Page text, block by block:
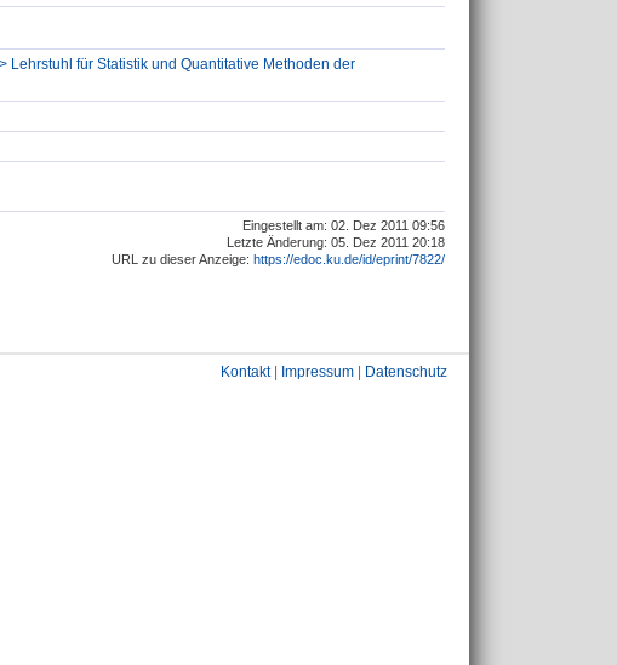
Lehrstuhl für Statistik und Quantitative Methoden der
Eingestellt am: 02. Dez 2011 09:56
Letzte Änderung: 05. Dez 2011 20:18
URL zu dieser Anzeige: https://edoc.ku.de/id/eprint/7822/
Kontakt| Impressum Datenschutz